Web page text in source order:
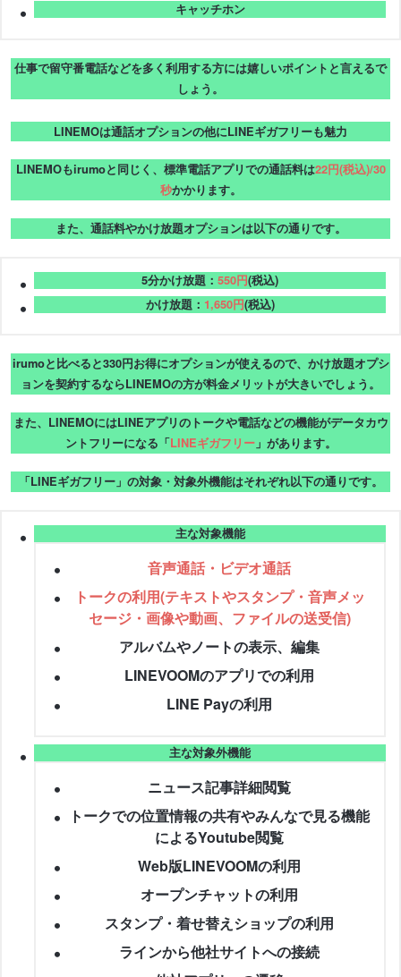
キャッチホン
仕事で留守番電話などを多く利用する方には嬉しいポイントと言えるで
しょう。
LINEMOは通話オプションの他にLINEギガフリーも魅力
LINEMOもirumoと同じく、標準電話アプリでの通話料は22円(税込)/30
秒かかります。
また、通話料やかけ放題オプションは以下の通りです。
5分かけ放題： 550円(税込)
かけ放題： 1,650円(税込)
irumoと比べると330円お得にオプションが使えるので、かけ放題オプシ
ョンを契約するならLINEMOの方が料金メリットが大きいでしょう。
また、LINEMOにはLINEアプリのトークや電話などの機能がデータカウ
ントフリーになる「LINEギガフリー」があります。
「LINEギガフリー」の対象・対象外機能はそれぞれ以下の通りです。
主な対象機能
音声通話・ビデオ通話
トークの利用(テキストやスタンプ・音声メッ
セージ・画像や動画、ファイルの送受信)
アルバムやノートの表示、編集
LINEVOOMのアプリでの利用
LINE Payの利用
主な対象外機能
ニュース記事詳細閲覧
トークでの位置情報の共有やみんなで見る機能
によるYoutube閲覧
Web版LINEVOOMの利用
オープンチャットの利用
スタンプ・着せ替えショップの利用
ラインから他社サイトへの接続